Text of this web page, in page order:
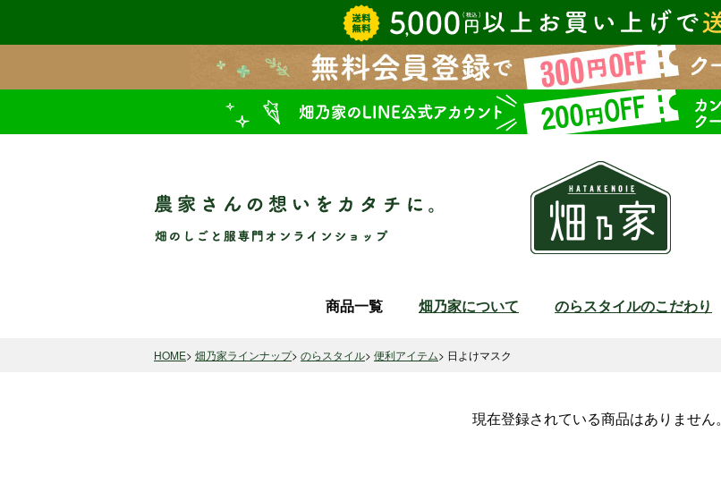
商品一覧 畑乃家について のらスタイルのこだわり
検索
HOME 畑乃家ラインナップ のらスタイル 便利アイテム 日よけマスク
現在登録されている商品はありません。